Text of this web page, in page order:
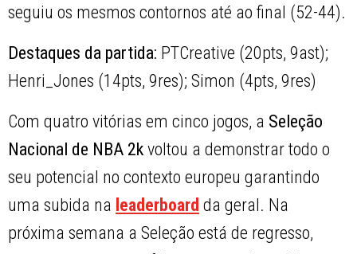
seguiu os mesmos contornos até ao final (52-44).
Destaques da partida: PTCreative (20pts, 9ast);
Henri_Jones (14pts, 9res); Simon (4pts, 9res)
Com quatro vitórias em cinco jogos, a Seleção
Nacional de NBA 2k voltou a demonstrar todo o
seu potencial no contexto europeu garantindo
uma subida na leaderboard da geral. Na
próxima semana a Seleção está de regresso,